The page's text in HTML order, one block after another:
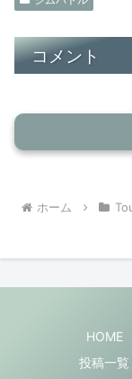
コメント
ホーム
HOME
投稿一覧